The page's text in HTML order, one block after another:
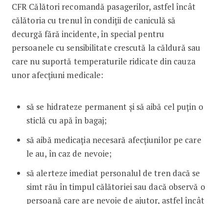
CFR Călători recomandă pasagerilor, astfel încât
călătoria cu trenul în condiții de caniculă să
decurgă fără incidente, în special pentru
persoanele cu sensibilitate crescută la căldură sau
care nu suportă temperaturile ridicate din cauza
unor afecțiuni medicale:
să se hidrateze permanent şi să aibă cel puţin o
sticlă cu apă în bagaj;
să aibă medicația necesară afecțiunilor pe care
le au, în caz de nevoie;
să alerteze imediat personalul de tren dacă se
simt rău în timpul călătoriei sau dacă observă o
persoană care are nevoie de ajutor, astfel încât